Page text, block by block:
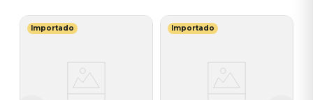
Importado Importado